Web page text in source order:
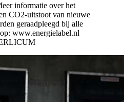
informatie over het
CO2-uitstoot van nieuwe
geraadpleegd bij alle
www.energielabel.nl